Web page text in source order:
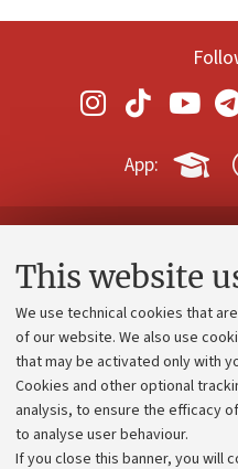
This website
We use technical cookies that
of our website. We also use
that may be activated only with
Cookies and other optional
analysis, to ensure the efficacy
to analyse user behaviour.
If you close this banner, you will
App:
Contacts and
Alumni